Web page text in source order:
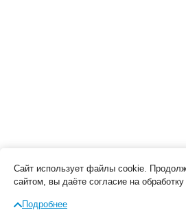
Сайт использует файлы cookie.
сайтом, вы даёте согласие на
Подробнее